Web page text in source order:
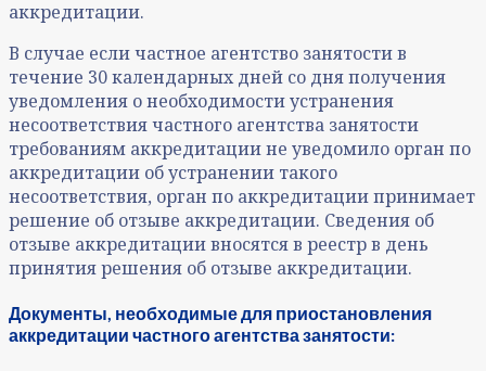
аккредитации.
В случае если частное агентство занятости в
течение 30 календарных дней со дня получения
уведомления о необходимости устранения
несоответствия частного агентства занятости
требованиям аккредитации не уведомило орган по
аккредитации об устранении такого
несоответствия, орган по аккредитации принимает
решение об отзыве аккредитации. Сведения об
отзыве аккредитации вносятся в реестр в день
принятия решения об отзыве аккредитации.
Документы, необходимые для приостановления
аккредитации частного агентства занятости: